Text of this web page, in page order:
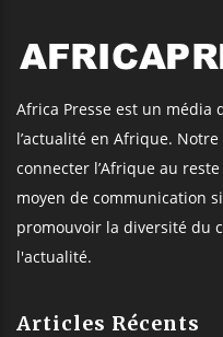
Africa Presse est un média
l’actualité en Afrique.
connecter l’Afrique au
moyen de communication
promouvoir la diversité du
l'actualité.
Articles Récents